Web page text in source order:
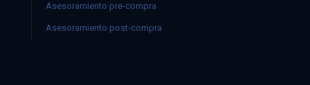
Asesoramiento pre-compra
Asesoramiento post-compra